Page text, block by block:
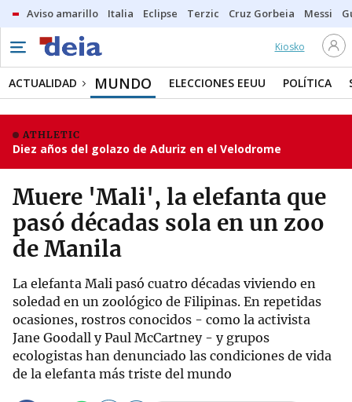
Aviso amarillo Italia Eclipse Terzic Cruz Gorbeia Messi
Kiosko
ACTUALIDAD MUNDO ELECCIONES EEUU POLÍTICA
ATHLETIC
Diez años del golazo de Aduriz en el Velodrome
Muere 'Mali', la elefanta que
pasó décadas sola en un zoo
de Manila
La elefanta Mali pasó cuatro décadas viviendo en
soledad en un zoológico de Filipinas. En repetidas
ocasiones, rostros conocidos - como la activista
Jane Goodall y Paul McCartney - y grupos
ecologistas han denunciado las condiciones de vida
de la elefanta más triste del mundo